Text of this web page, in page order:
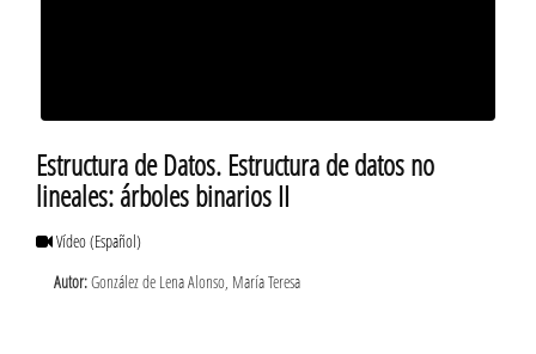
Estructura de Datos. Estructura de datos no
lineales: árboles binarios II
Vídeo(Español)
Autor:González de Lena Alonso, María Teresa